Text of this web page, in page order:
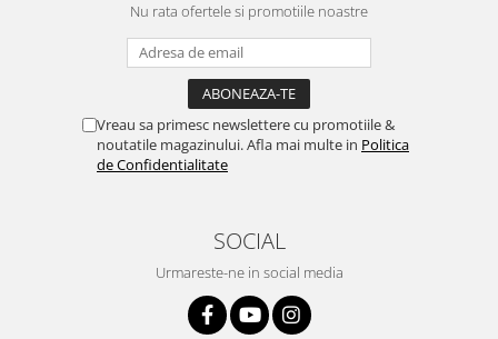
Nu rata ofertele si promotiile noastre
Vreau sa primesc newslettere cu promotiile &
noutatile magazinului. Afla mai multe in Politica
de Confidentialitate
SOCIAL
Urmareste-ne in social media